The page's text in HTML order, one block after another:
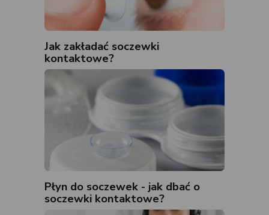
Jak zakładać soczewki
kontaktowe?
Płyn do soczewek - jak dbać o
soczewki kontaktowe?